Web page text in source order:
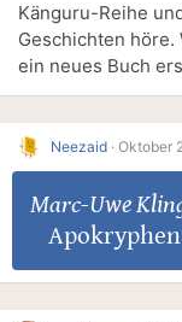
Känguru-Reihe
Geschichten höre.
ein neues Buch
Neezaid · Oktober
Marc-Uwe
Apokryphen